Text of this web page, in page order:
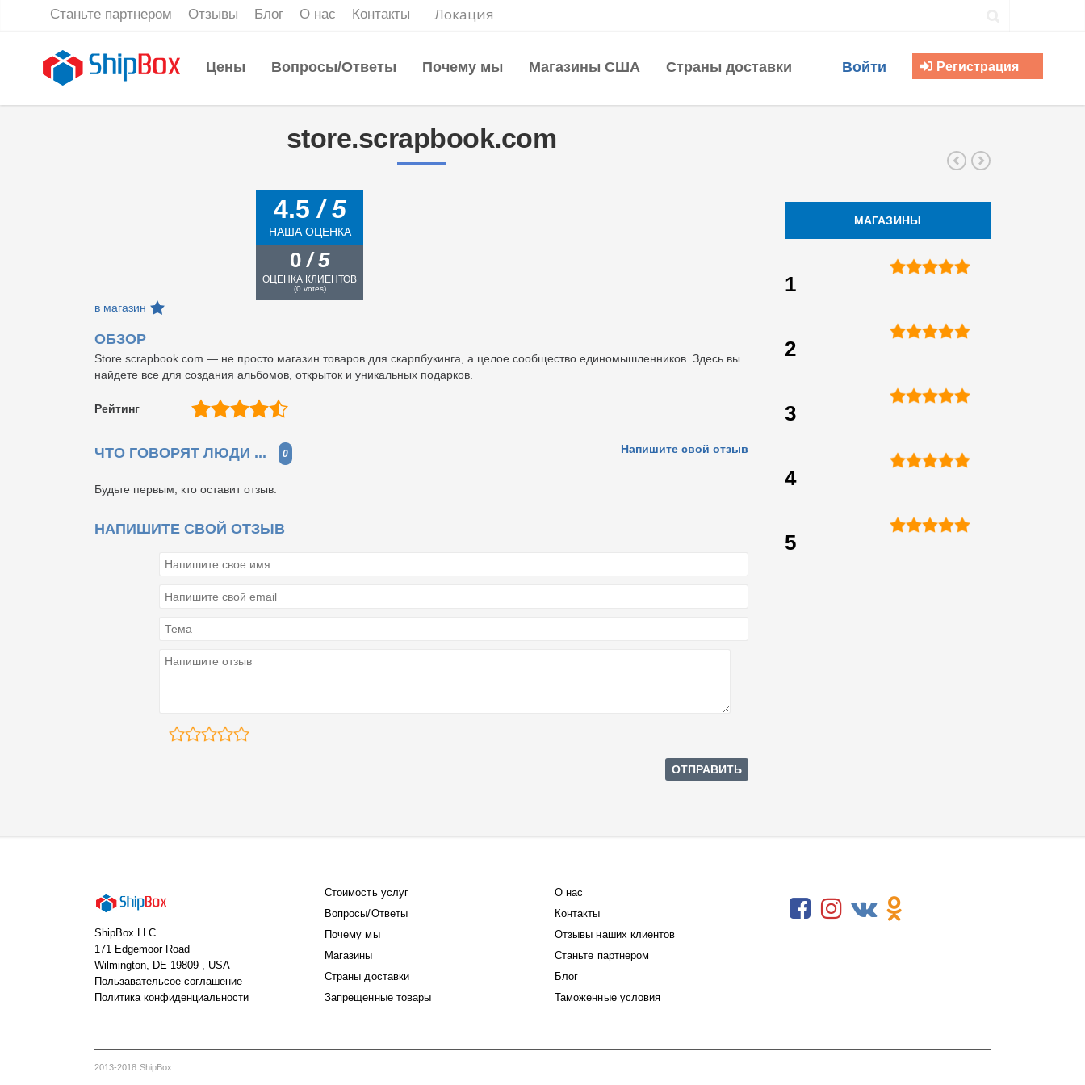
Станьте партнером Отзывы Блог О нас Контакты Локация
Цены Вопросы/Ответы Почему мы Магазины США Страны доставки Войти Регистрация
store.scrapbook.com
4.5/ 5
НАША ОЦЕНКА
0 / 5
ОЦЕНКА КЛИЕНТОВ
(0votes)
в магазин
ОБЗОР
Store.scrapbook.com — не просто магазин товаров для скарпбукинга, а целое сообщество единомышленников. Здесь вы
найдете все для создания альбомов, открыток и уникальных подарков.
Рейтинг
ЧТО ГОВОРЯТ ЛЮДИ ... 0 Напишите свой отзыв
Будьте первым, кто оставит отзыв.
НАПИШИТЕ СВОЙ ОТЗЫВ
МАГАЗИНЫ
1
2
3
4
5
ShipBox LLC
171 Edgemoor Road
Wilmington, DE 19809 , USA
Пользавательсое соглашение
Политика конфиденциальности
Стоимость услуг
Вопросы/Ответы
Почему мы
Магазины
Страны доставки
Запрещенные товары
О нас
Контакты
Отзывы наших клиентов
Станьте партнером
Блог
Таможенные условия
2013-2018 ShipBox